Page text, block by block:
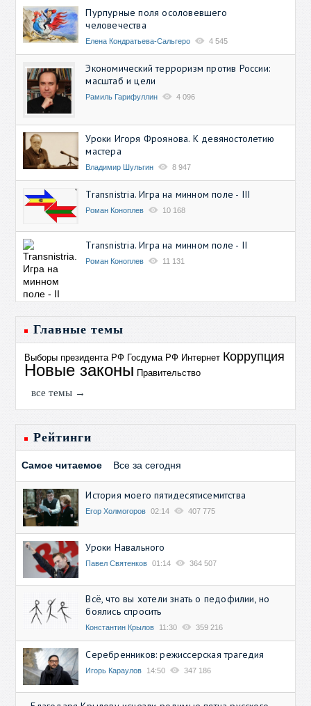
Пурпурные поля осоловевшего
человечества
Елена Кондратьева-Сальгеро 4 545
Экономический терроризм против России:
масштаб и цели
Рамиль Гарифуллин 4 096
Уроки Игоря Фроянова. К девяностолетию
мастера
Владимир Шульгин 8 947
Transnistria. Игра на минном поле - III
Роман Коноплев 10 168
Transnistria. Игра на минном поле - II
Роман Коноплев 11 131
Главные темы
Выборы президента РФ Госдума РФ Интернет Коррупция
Новые законы Правительство
все темы →
Рейтинги
Самое читаемое Все за сегодня
История моего пятидесятисемитства
Егор Холмогоров 02:14 407 775
Уроки Навального
Павел Святенков 01:14 364 507
Всё, что вы хотели знать о педофилии, но
боялись спросить
Константин Крылов 11:30 359 216
Серебренников: режиссерская трагедия
Игорь Караулов 14:50 347 186